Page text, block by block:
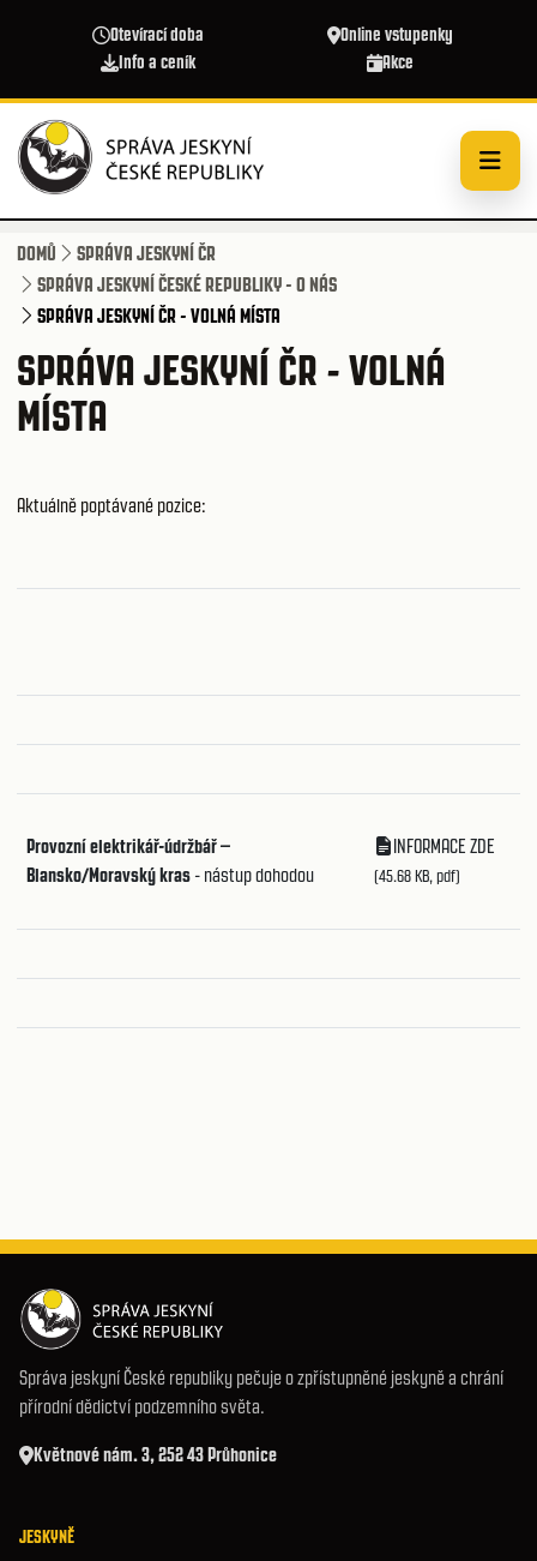
Otevírací doba
Online vstupenky
Info a ceník
Akce
DOMŮ
SPRÁVA JESKYNÍ ČR
SPRÁVA JESKYNÍ ČESKÉ REPUBLIKY - O NÁS
SPRÁVA JESKYNÍ ČR - VOLNÁ MÍSTA
SPRÁVA JESKYNÍ ČR - VOLNÁ
MÍSTA
Aktuálně poptávané pozice:
Provozní elektrikář-údržbář –
Blansko/Moravský kras - nástup dohodou
INFORMACE ZDE
(45.68 KB, pdf)
Správa jeskyní České republiky pečuje o zpřístupněné jeskyně a chrání
přírodní dědictví podzemního světa.
Květnové nám. 3, 252 43 Průhonice
JESKYNĚ